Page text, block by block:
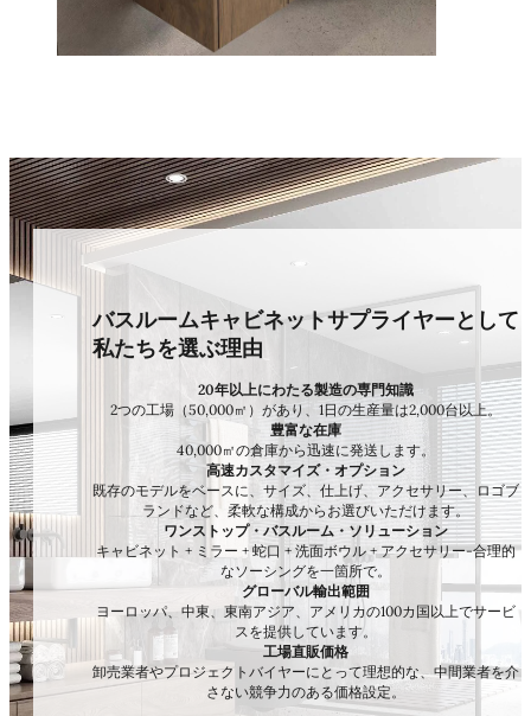
バスルームキャビネットサプライヤーとして
私たちを選ぶ理由
20年以上にわたる製造の専門知識
2つの工場（50,000㎡）があり、1日の生産量は2,000台以上。
豊富な在庫
40,000㎡の倉庫から迅速に発送します。
高速カスタマイズ・オプション
既存のモデルをベースに、サイズ、仕上げ、アクセサリー、ロゴブ
ランドなど、柔軟な構成からお選びいただけます。
ワンストップ・バスルーム・ソリューション
キャビネット + ミラー + 蛇口 + 洗面ボウル + アクセサリー-合理的
なソーシングを一箇所で。
グローバル輸出範囲
ヨーロッパ、中東、東南アジア、アメリカの100カ国以上でサービ
スを提供しています。
工場直販価格
卸売業者やプロジェクトバイヤーにとって理想的な、中間業者を介
さない競争力のある価格設定。